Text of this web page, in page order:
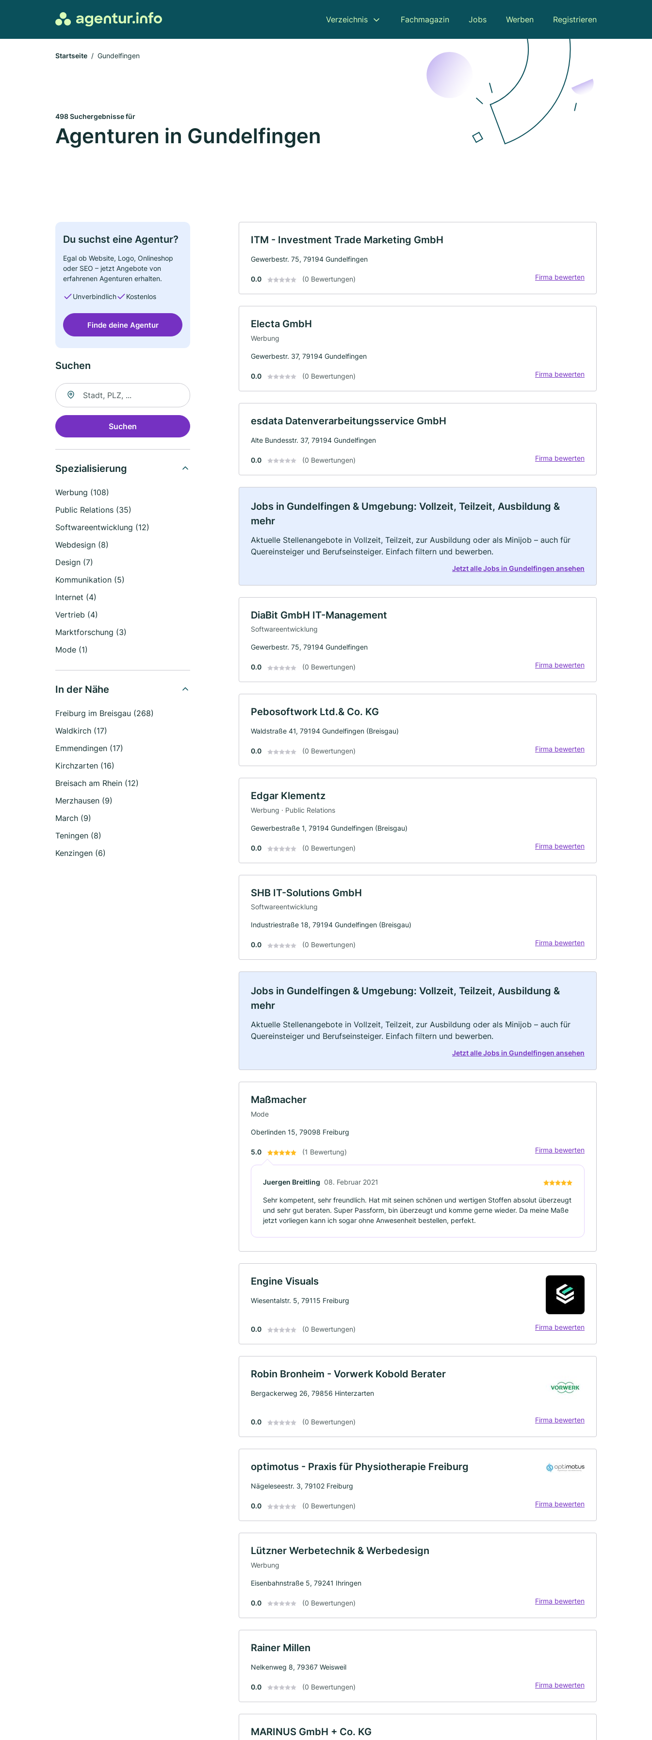
Verzeichnis Fachmagazin Jobs Werben Registrieren
Startseite Gundelfingen
498 Suchergebnisse für
Agenturen in Gundelfingen
Du suchst eine Agentur?
Egal ob Website, Logo, Onlineshop
oder SEO – jetzt Angebote von
erfahrenen Agenturen erhalten.
Unverbindlich Kostenlos
Finde deine Agentur
Suchen
Suche nach Ort
Suchen
Spezialisierung
Werbung (108)
Public Relations (35)
Softwareentwicklung (12)
Webdesign (8)
Design (7)
Kommunikation (5)
Internet (4)
Vertrieb (4)
Marktforschung (3)
Mode (1)
In der Nähe
Freiburg im Breisgau (268)
Waldkirch (17)
Emmendingen (17)
Kirchzarten (16)
Breisach am Rhein (12)
Merzhausen (9)
March (9)
Teningen (8)
Kenzingen (6)
ITM - Investment Trade Marketing GmbH
Gewerbestr. 75, 79194 Gundelfingen
0.0 (0 Bewertungen) Firma bewerten
Electa GmbH
Werbung
Gewerbestr. 37, 79194 Gundelfingen
0.0 (0 Bewertungen) Firma bewerten
esdata Datenverarbeitungsservice GmbH
Alte Bundesstr. 37, 79194 Gundelfingen
0.0 (0 Bewertungen) Firma bewerten
Jobs in Gundelfingen & Umgebung: Vollzeit, Teilzeit, Ausbildung &
mehr
Aktuelle Stellenangebote in Vollzeit, Teilzeit, zur Ausbildung oder als Minijob – auch für
Quereinsteiger und Berufseinsteiger. Einfach filtern und bewerben.
Jetzt alle Jobs in Gundelfingen ansehen
DiaBit GmbH IT-Management
Softwareentwicklung
Gewerbestr. 75, 79194 Gundelfingen
0.0 (0 Bewertungen) Firma bewerten
Pebosoftwork Ltd.& Co. KG
Waldstraße 41, 79194 Gundelfingen (Breisgau)
0.0 (0 Bewertungen) Firma bewerten
Edgar Klementz
Werbung · Public Relations
Gewerbestraße 1, 79194 Gundelfingen (Breisgau)
0.0 (0 Bewertungen) Firma bewerten
SHB IT-Solutions GmbH
Softwareentwicklung
Industriestraße 18, 79194 Gundelfingen (Breisgau)
0.0 (0 Bewertungen) Firma bewerten
Jobs in Gundelfingen & Umgebung: Vollzeit, Teilzeit, Ausbildung &
mehr
Aktuelle Stellenangebote in Vollzeit, Teilzeit, zur Ausbildung oder als Minijob – auch für
Quereinsteiger und Berufseinsteiger. Einfach filtern und bewerben.
Jetzt alle Jobs in Gundelfingen ansehen
Maßmacher
Mode
Oberlinden 15, 79098 Freiburg
5.0 (1 Bewertung) Firma bewerten
Juergen Breitling 08. Februar 2021
Sehr kompetent, sehr freundlich. Hat mit seinen schönen und wertigen Stoffen absolut überzeugt
und sehr gut beraten. Super Passform, bin überzeugt und komme gerne wieder. Da meine Maße
jetzt vorliegen kann ich sogar ohne Anwesenheit bestellen, perfekt.
Engine Visuals
Wiesentalstr. 5, 79115 Freiburg
0.0 (0 Bewertungen) Firma bewerten
Robin Bronheim - Vorwerk Kobold Berater
Bergackerweg 26, 79856 Hinterzarten
0.0 (0 Bewertungen) Firma bewerten
optimotus - Praxis für Physiotherapie Freiburg
Nägeleseestr. 3, 79102 Freiburg
0.0 (0 Bewertungen) Firma bewerten
Lützner Werbetechnik & Werbedesign
Werbung
Eisenbahnstraße 5, 79241 Ihringen
0.0 (0 Bewertungen) Firma bewerten
Rainer Millen
Nelkenweg 8, 79367 Weisweil
0.0 (0 Bewertungen) Firma bewerten
MARINUS GmbH + Co. KG